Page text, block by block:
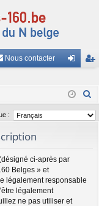
Nous contacter
ne cri
pti
c
:
ci-après par
Belges » et
légalement responsable
légalement
ne pas utiliser et